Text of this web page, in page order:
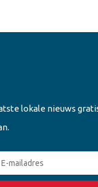
lokale nieuws